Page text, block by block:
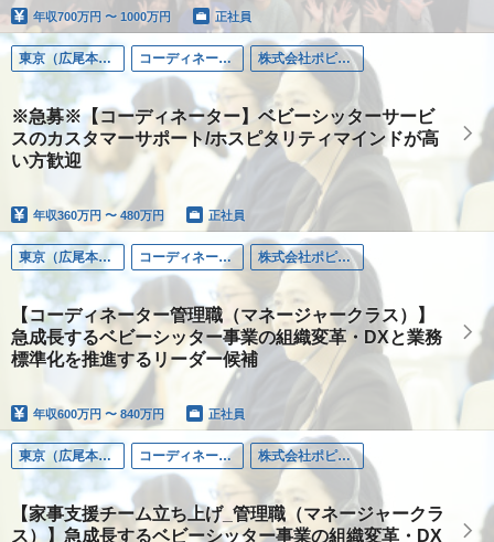
年収700万円 〜 1000万円 正社員
東京（広尾本社） コーディネーター 株式会社ポピンズファミリーケア
※急募※【コーディネーター】ベビーシッターサービ
スのカスタマーサポート/ホスピタリティマインドが高
い方歓迎
年収360万円 〜 480万円 正社員
東京（広尾本社） コーディネーター 株式会社ポピンズファミリーケア
【コーディネーター管理職（マネージャークラス）】
急成長するベビーシッター事業の組織変革・DXと業務
標準化を推進するリーダー候補
年収600万円 〜 840万円 正社員
東京（広尾本社） コーディネーター 株式会社ポピンズファミリーケア
【家事支援チーム立ち上げ_管理職（マネージャークラ
ス）】急成長するベビーシッター事業の組織変革・DX